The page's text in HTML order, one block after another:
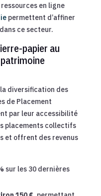
en ligne
permettent d’affiner
ce secteur.
papier au
diversification des
de Placement
par leur accessibilité
placements collectifs
et offrent des revenus
sur les 30 dernières